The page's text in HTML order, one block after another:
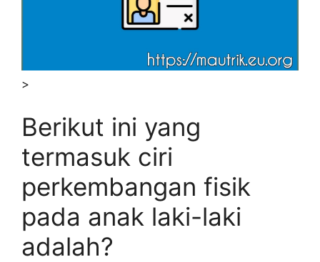
>
Berikut ini yang
termasuk ciri
perkembangan fisik
pada anak laki-laki
adalah?